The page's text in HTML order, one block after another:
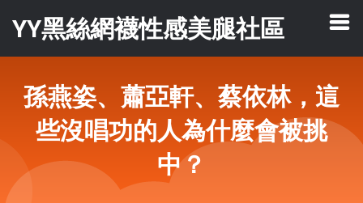
YY黑絲網襪性感美腿社區
孫燕姿、蕭亞軒、蔡依林，這
些沒唱功的人為什麼會被挑
中？